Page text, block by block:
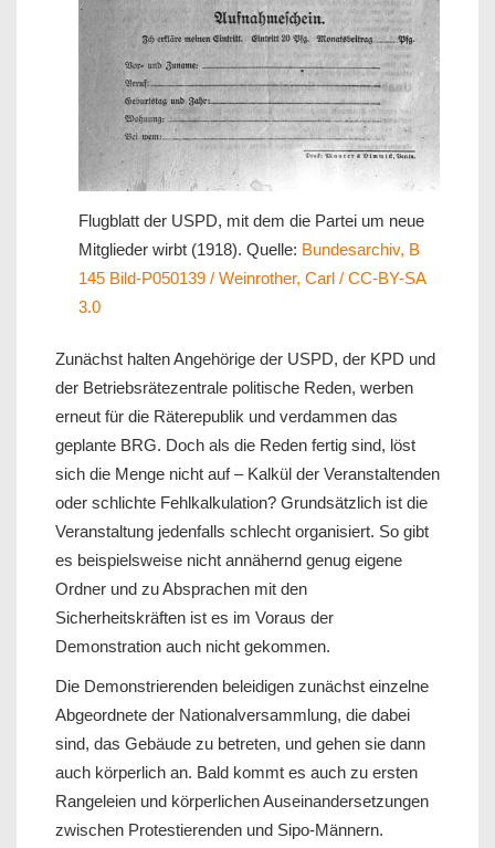
Flugblatt der USPD, mit dem die Partei um neue
Mitglieder wirbt (1918). Quelle: Bundesarchiv, B
145 Bild-P050139 / Weinrother, Carl / CC-BY-SA
3.0
Zunächst halten Angehörige der USPD, der KPD und
der Betriebsrätezentrale politische Reden, werben
erneut für die Räterepublik und verdammen das
geplante BRG. Doch als die Reden fertig sind, löst
sich die Menge nicht auf – Kalkül der Veranstaltenden
oder schlichte Fehlkalkulation? Grundsätzlich ist die
Veranstaltung jedenfalls schlecht organisiert. So gibt
es beispielsweise nicht annähernd genug eigene
Ordner und zu Absprachen mit den
Sicherheitskräften ist es im Voraus der
Demonstration auch nicht gekommen.
Die Demonstrierenden beleidigen zunächst einzelne
Abgeordnete der Nationalversammlung, die dabei
sind, das Gebäude zu betreten, und gehen sie dann
auch körperlich an. Bald kommt es auch zu ersten
Rangeleien und körperlichen Auseinandersetzungen
zwischen Protestierenden und Sipo-Männern.